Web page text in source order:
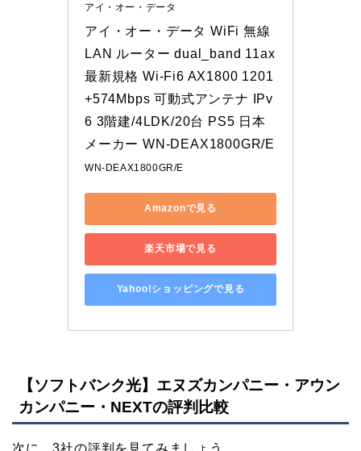
アイ・オー・データ
アイ・オー・データ WiFi 無線
LAN ルーター dual_band 11ax
最新規格 Wi-Fi6 AX1800 1201
+574Mbps 可動式アンテナ IPv
6 3階建/4LDK/20台 PS5 日本
メーカー WN-DEAX1800GR/E
WN-DEAX1800GR/E
Amazonで見る
楽天市場で見る
Yahoo!ショッピングで見る
【ソフトバンク光】エヌズカンパニー・アウン
カンパニー・NEXTの評判比較